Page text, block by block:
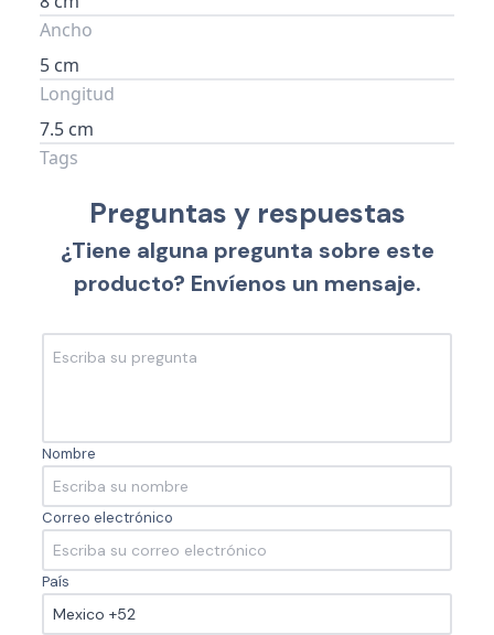
Ancho
5 cm
Longitud
7.5 cm
Tags
Preguntas y respuestas
¿Tiene alguna pregunta sobre este
producto? Envíenos un mensaje.
Nombre
Correo electrónico
País